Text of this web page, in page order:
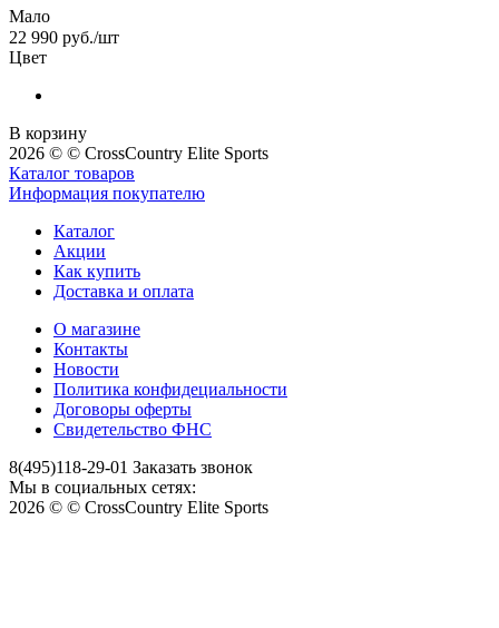
Мало
22 990 руб./шт
Цвет
В корзину
2026 © © CrossCountry Elite Sports
Каталог товаров
Информация покупателю
Каталог
Акции
Как купить
Доставка и оплата
О магазине
Контакты
Новости
Политика конфидециальности
Договоры оферты
Свидетельство ФНС
8(495)118-29-01 Заказать звонок
Мы в социальных сетях:
2026 © © CrossCountry Elite Sports